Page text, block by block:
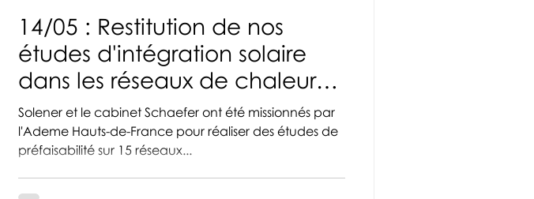
14/05 : Restitution de nos
études d'intégration solaire
dans les réseaux de chaleur
en région
Solener et le cabinet Schaefer ont été missionnés par
l'Ademe Hauts-de-France pour réaliser des études de
préfaisabilité sur 15 réseaux...